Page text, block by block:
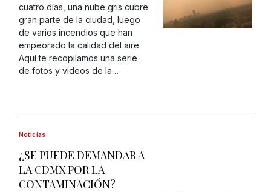
cuatro días, una nube gris cubre
gran parte de la ciudad, luego
de varios incendios que han
empeorado la calidad del aire.
Aquí te recopilamos una serie
de fotos y videos de la…
Noticias
¿SE PUEDE DEMANDAR A
LA CDMX POR LA
CONTAMINACIÓN?